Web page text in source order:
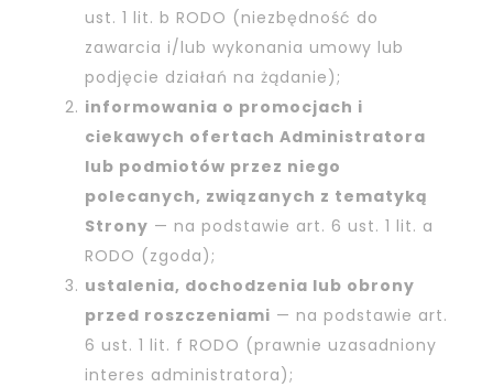
ust. 1 lit. b RODO (niezbędność do
zawarcia i/lub wykonania umowy lub
podjęcie działań na żądanie);
informowania o promocjach i
ciekawych ofertach Administratora
lub podmiotów przez niego
polecanych, związanych z tematyką
Strony — na podstawie art. 6 ust. 1 lit. a
RODO (zgoda);
ustalenia, dochodzenia lub obrony
przed roszczeniami — na podstawie art.
6 ust. 1 lit. f RODO (prawnie uzasadniony
interes administratora);